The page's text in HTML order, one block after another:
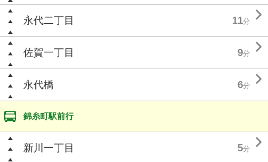
永代二丁目 11分 
佐賀一丁目 9分 
永代橋 6分 
錦糸町駅前行
新川一丁目 5分 